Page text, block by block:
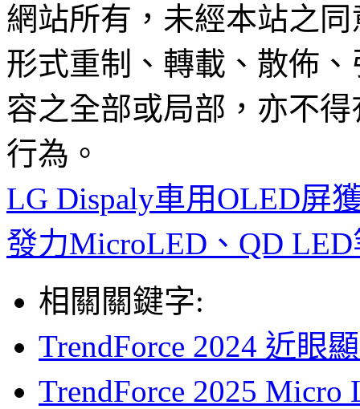
網站所有，未經本站之
形式重制、轉載、散佈
容之全部或局部，亦不
行為。
LG Dispaly車用OLED屏
發力MicroLED、QD
相關關鍵字:
TrendForce 2024 近眼
TrendForce 2025